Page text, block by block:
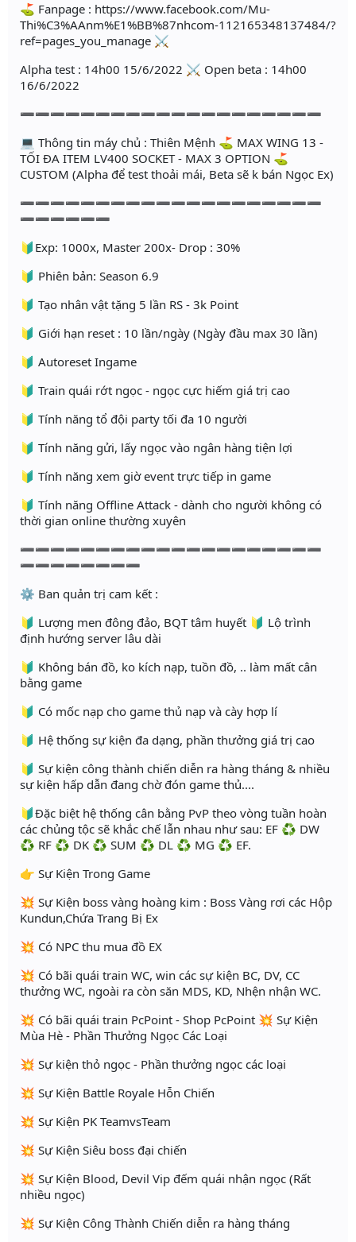
⛳️ Fanpage : https://www.facebook.com/Mu-
Thi%C3%AAnm%E1%BB%87nhcom-112165348137484/?
ref=pages_you_manage ⚔️
Alpha test : 14h00 15/6/2022 ⚔️ Open beta : 14h00
16/6/2022
➖➖➖➖➖➖➖➖➖➖➖➖➖➖➖➖➖➖➖➖
💻 Thông tin máy chủ : Thiên Mệnh ⛳️ MAX WING 13 -
TỐI ĐA ITEM LV400 SOCKET - MAX 3 OPTION ⛳️
CUSTOM (Alpha để test thoải mái, Beta sẽ k bán Ngọc Ex)
➖➖➖➖➖➖➖➖➖➖➖➖➖➖➖➖➖➖➖➖
➖➖➖➖➖➖
🔰Exp: 1000x, Master 200x- Drop : 30%
🔰 Phiên bản: Season 6.9
🔰 Tạo nhân vật tặng 5 lần RS - 3k Point
🔰 Giới hạn reset : 10 lần/ngày (Ngày đầu max 30 lần)
🔰 Autoreset Ingame
🔰 Train quái rớt ngọc - ngọc cực hiếm giá trị cao
🔰 Tính năng tổ đội party tối đa 10 người
🔰 Tính năng gửi, lấy ngọc vào ngân hàng tiện lợi
🔰 Tính năng xem giờ event trực tiếp in game
🔰 Tính năng Offline Attack - dành cho người không có
thời gian online thường xuyên
➖➖➖➖➖➖➖➖➖➖➖➖➖➖➖➖➖➖➖➖
➖➖➖➖➖➖➖➖
⚙️ Ban quản trị cam kết :
🔰 Lượng men đông đảo, BQT tâm huyết 🔰 Lộ trình
định hướng server lâu dài
🔰 Không bán đồ, ko kích nạp, tuồn đồ, .. làm mất cân
bằng game
🔰 Có mốc nạp cho game thủ nạp và cày hợp lí
🔰 Hệ thống sự kiện đa dạng, phần thưởng giá trị cao
🔰 Sự kiện công thành chiến diễn ra hàng tháng & nhiều
sự kiện hấp dẫn đang chờ đón game thủ....
🔰Đặc biệt hệ thống cân bằng PvP theo vòng tuần hoàn
các chủng tộc sẽ khắc chế lẫn nhau như sau: EF ♻️ DW
♻️ RF ♻️ DK ♻️ SUM ♻️ DL ♻️ MG ♻️ EF.
👉 Sự Kiện Trong Game
💥 Sự Kiện boss vàng hoàng kim : Boss Vàng rơi các Hộp
Kundun,Chứa Trang Bị Ex
💥 Có NPC thu mua đồ EX
💥 Có bãi quái train WC, win các sự kiện BC, DV, CC
thưởng WC, ngoài ra còn săn MDS, KD, Nhện nhận WC.
💥 Có bãi quái train PcPoint - Shop PcPoint 💥 Sự Kiện
Mùa Hè - Phần Thưởng Ngọc Các Loại
💥 Sự kiện thỏ ngọc - Phần thưởng ngọc các loại
💥 Sự Kiện Battle Royale Hỗn Chiến
💥 Sự Kiện PK TeamvsTeam
💥 Sự Kiện Siêu boss đại chiến
💥 Sự Kiện Blood, Devil Vip đếm quái nhận ngọc (Rất
nhiều ngọc)
💥 Sự Kiện Công Thành Chiến diễn ra hàng tháng